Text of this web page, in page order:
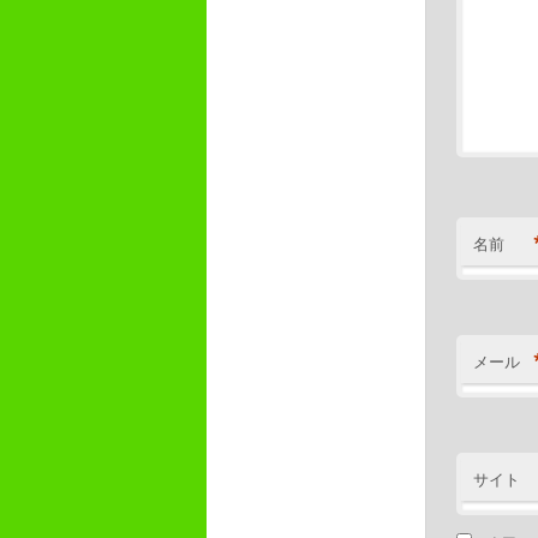
名前
メール
サイト